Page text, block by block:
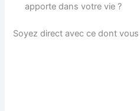
apporte dans votre vie ?
Soyez direct avec ce dont